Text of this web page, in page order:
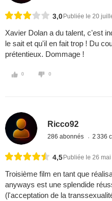
3,0 Publiée le 20
Xavier Dolan a du talent, c'est
le sait et qu'il en fait trop ! Du
prétentieux. Dommage !
0 0
Ricco92
286 abonnés 2 336
4,5 Publiée le 26
Troisième film en tant que
anyways est une splendide
(l'acceptation de la